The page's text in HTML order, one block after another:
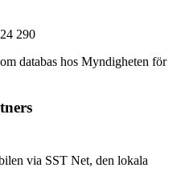
290
databas hos Myndigheten för
via SST Net, den lokala